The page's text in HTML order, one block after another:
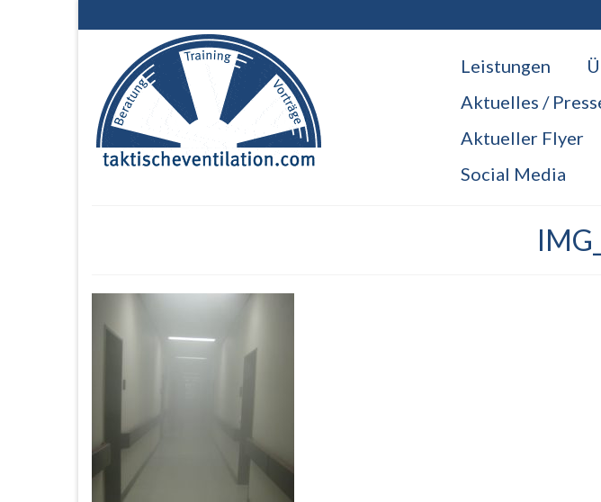
Leistungen
Aktuelles /
Aktueller Flyer
Social Media